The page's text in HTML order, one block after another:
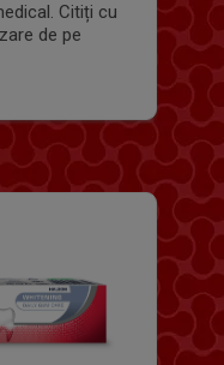
Citiți cu
de pe